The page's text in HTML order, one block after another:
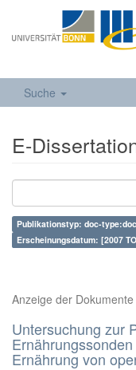
Suche
E-
Publikationstyp: doc-
Erscheinungsdatum: [2007
Anzeige der Dokumente
Untersuchung zur
Ernährung von